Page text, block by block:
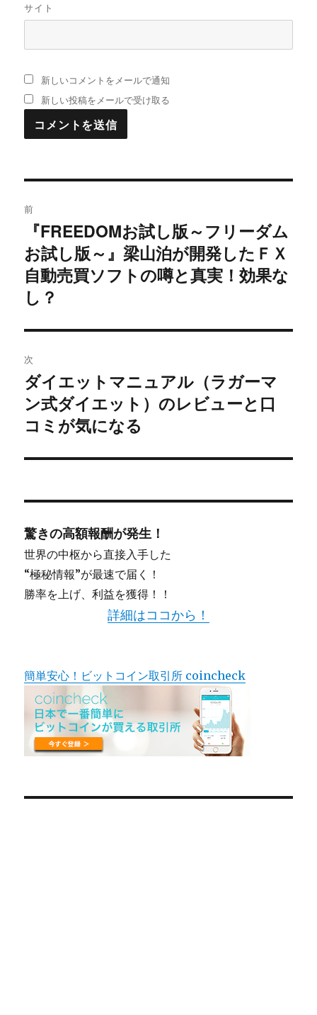
サイト
新しいコメントをメールで通知
新しい投稿をメールで受け取る
稿
ナ
ビ
シ
ョ
ン
前
過
去
の
投
稿:
『FREEDOMお試し版～フリーダム
お試し版～』梁山泊が開発したＦＸ
自動売買ソフトの噂と真実！効果な
し？
次
次
の
投
ダイエットマニュアル（ラガーマ
ン式ダイエット）のレビューと口
コミが気になる
驚きの高額報酬が発生！
世界の中枢から直接入手した
“極秘情報”が最速で届く！
勝率を上げ、利益を獲得！！
詳細はココから！
簡単安心！ビットコイン取引所 coincheck